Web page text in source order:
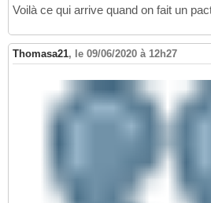
Voilà ce qui arrive quand on fait un
Thomasa21, le 09/06/2020 à 12h27